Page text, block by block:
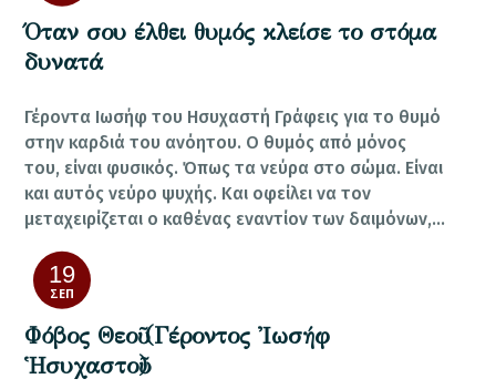
Όταν σου έλθει θυμός κλείσε το στόμα
δυνατά
Γέροντα Ιωσήφ του Ησυχαστή Γράφεις για το θυμό
στην καρδιά του ανόητου. Ο θυμός από μόνος
του, είναι φυσικός. Όπως τα νεύρα στο σώμα. Είναι
και αυτός νεύρο ψυχής. Και οφείλει να τον
μεταχειρίζεται ο καθένας εναντίον των δαιμόνων,…
19
ΣΕΠ
Φόβος Θεοῦ (Γέροντος Ἰωσήφ
Ἡσυχαστοῦ)